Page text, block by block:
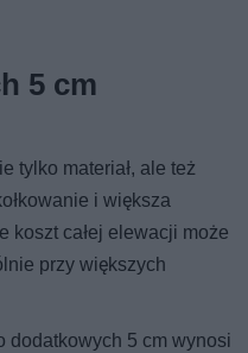
5 cm
tylko materiał, ale też
i większa
koszt całej elewacji może
przy większych
dodatkowych 5 cm wynosi